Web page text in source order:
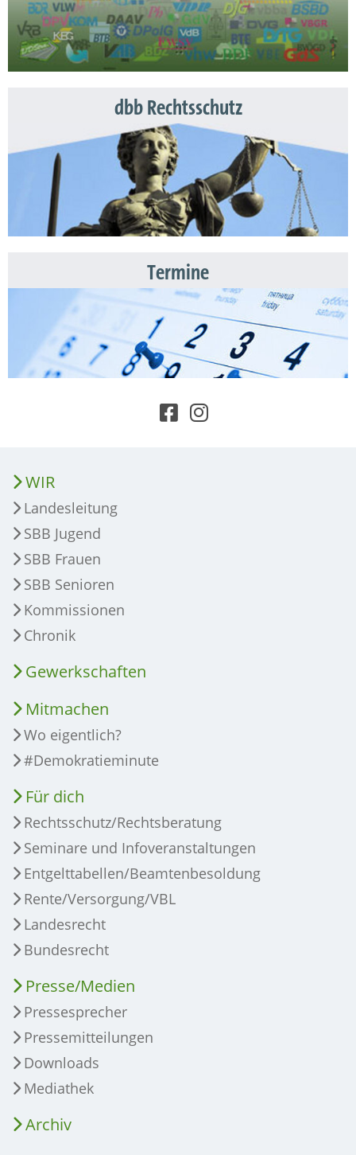
dbb Rechtsschutz
Termine
WIR
Landesleitung
SBB Jugend
SBB Frauen
SBB Senioren
Kommissionen
Chronik
Gewerkschaften
Mitmachen
Wo eigentlich?
#Demokratieminute
Für dich
Rechtsschutz/Rechtsberatung
Seminare und Infoveranstaltungen
Entgelttabellen/Beamtenbesoldung
Rente/Versorgung/VBL
Landesrecht
Bundesrecht
Presse/Medien
Pressesprecher
Pressemitteilungen
Downloads
Mediathek
Archiv